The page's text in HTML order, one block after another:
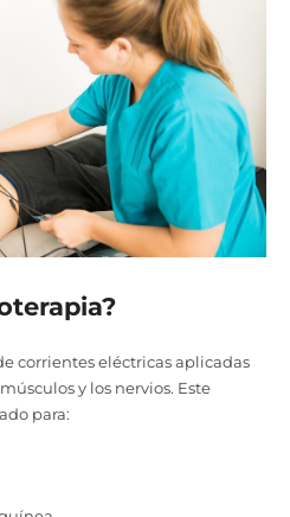
corrientes eléctricas aplicadas
y los nervios. Este
para: